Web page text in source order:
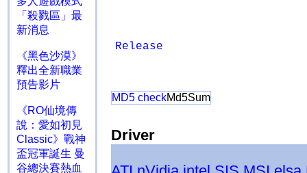
「殺戮區」最
新消息
《黑色沙漠》
釋出全新職業
預告影片
《RO仙境傳
說：愛如初見
Classic》戰神
盃冠軍誕生 曼
谷總決賽熱血
Release
MD5 checkMd5Sum
Driver